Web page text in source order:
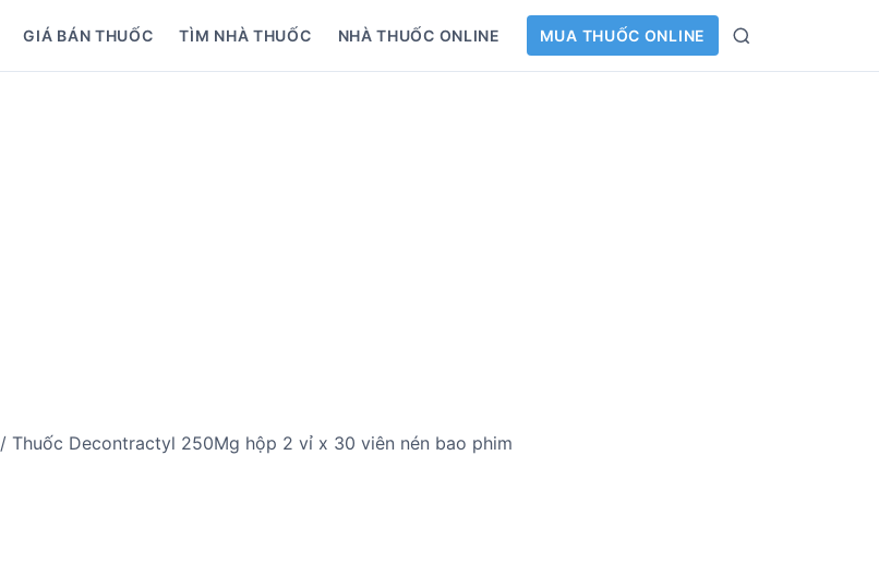
GIÁ BÁN THUỐC TÌM NHÀ THUỐC NHÀ THUỐC ONLINE MUA THUỐC ONLINE
S
/ Thuốc Decontractyl 250Mg hộp 2 vỉ x 30 viên nén bao phim